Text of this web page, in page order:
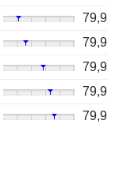
79,9
79,9
79,9
79,9
79,9